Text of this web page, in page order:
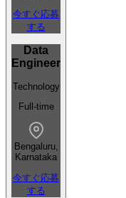
今すぐ応募
する
Data
Engineer
Technology
Full-time
Bengaluru,
Karnataka
今すぐ応募
する